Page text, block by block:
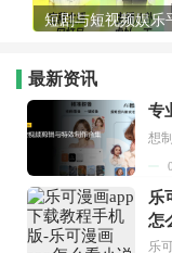
短剧与短视频娱乐
最新资讯
专
乐
怎